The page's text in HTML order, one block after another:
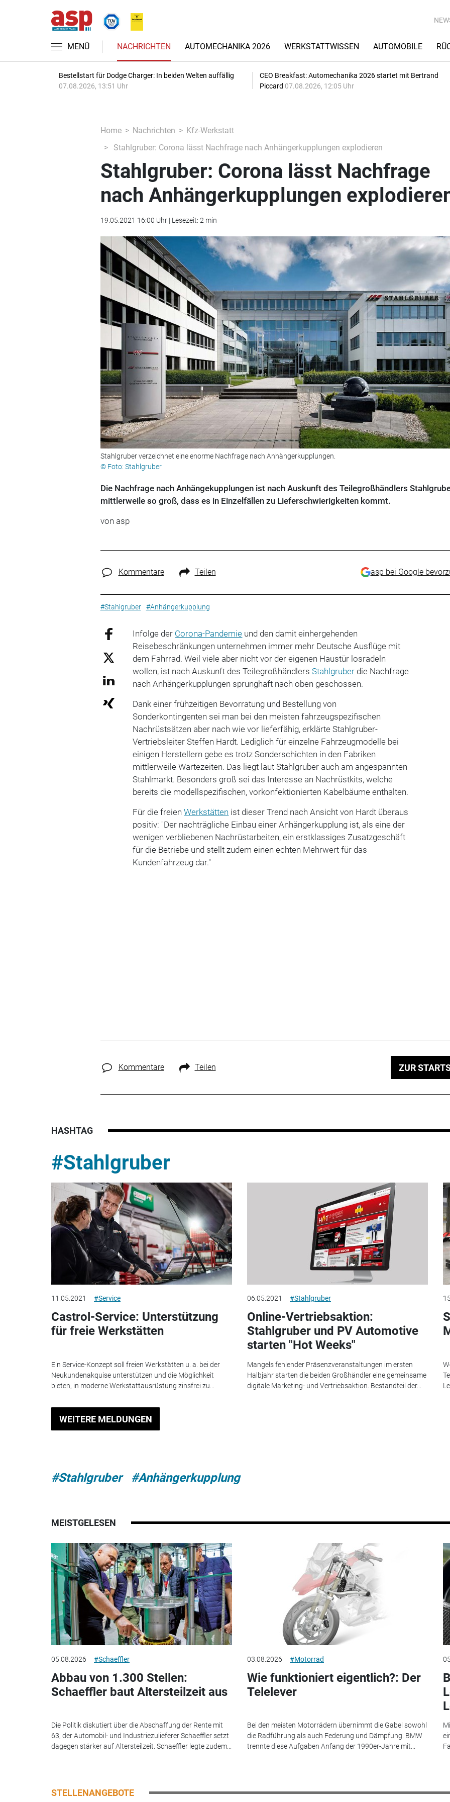
MENÜ NACHRICHTEN AUTOMECHANIKA 2026 WERKSTATTWISSEN AUTOMOBILE
Bestellstart für Dodge Charger: In beiden Welten auffällig
07.08.2026, 13:51 Uhr
CEO Breakfast: Automechanika 2026 startet mit Bertrand
Piccard 07.08.2026, 12:05 Uhr
Home Nachrichten
Kfz-Werkstatt
Stahlgruber: Corona lässt Nachfrage nach Anhängerkupplungen explodieren
Stahlgruber: Corona lässt Nachfrage
nach Anhängerkupplungen
19.05.2021 16:00 Uhr | Lesezeit: 2 min
Stahlgruber verzeichnet eine enorme Nachfrage nach Anhängerkupplungen.
© Foto: Stahlgruber
Die Nachfrage nach Anhängekupplungen ist nach Auskunft des Teilegroßhändlers
mittlerweile so groß, dass es in Einzelfällen zu Lieferschwierigkeiten kommt.
von asp
Kommentare Teilen asp bei Google
#Stahlgruber #Anhängerkupplung
Infolge der Corona-Pandemie und den damit einhergehenden
Reisebeschränkungen unternehmen immer mehr Deutsche Ausflüge mit
dem Fahrrad. Weil viele aber nicht vor der eigenen Haustür losradeln
wollen, ist nach Auskunft des TeilegroßhändlersStahlgruber die Nachfrage
nach Anhängerkupplungen sprunghaft nach oben geschossen.
Dank einer frühzeitigen Bevorratung und Bestellung von
Sonderkontingenten sei man bei den meisten fahrzeugspezifischen
Nachrüstsätzen aber nach wie vor lieferfähig, erklärte Stahlgruber-
Vertriebsleiter Steffen Hardt. Lediglich für einzelne Fahrzeugmodelle bei
einigen Herstellern gebe es trotz Sonderschichten in den Fabriken
mittlerweile Wartezeiten. Das liegt laut Stahlgruber auch am angespannten
Stahlmarkt. Besonders groß sei das Interesse an Nachrüstkits, welche
bereits die modellspezifischen, vorkonfektionierten Kabelbäume enthalten.
Für die freienWerkstätten ist dieser Trend nach Ansicht von Hardt überaus
positiv: "Der nachträgliche Einbau einer Anhängerkupplung ist, als eine der
wenigen verbliebenen Nachrüstarbeiten, ein erstklassiges Zusatzgeschäft
für die Betriebe und stellt zudem einen echten Mehrwert für das
Kundenfahrzeug dar."
Kommentare Teilen ZUR
HASHTAG
#Stahlgruber
11.05.2021 #Service
Castrol-Service: Unterstützung
für freie Werkstätten
Ein Service-Konzept soll freien Werkstätten u. a. bei der
Neukundenakquise unterstützen und die Möglichkeit
bieten, in moderne Werkstattausrüstung zinsfrei zu...
06.05.2021 #Stahlgruber
Online-Vertriebsaktion:
Stahlgruber und PV Automotive
starten "Hot Weeks"
Mangels fehlender Präsenzveranstaltungen im ersten
Halbjahr starten die beiden Großhändler eine gemeinsame
digitale Marketing- und Vertriebsaktion. Bestandteil der...
WEITERE MELDUNGEN
#Stahlgruber #Anhängerkupplung
MEISTGELESEN
05.08.2026 #Schaeffler
Abbau von 1.300 Stellen:
Schaeffler baut Altersteilzeit aus
Die Politik diskutiert über die Abschaffung der Rente mit
63, der Automobil- und Industriezulieferer Schaeffler setzt
dagegen stärker auf Altersteilzeit. Schaeffler legte zudem...
03.08.2026 #Motorrad
Wie funktioniert eigentlich?: Der
Telelever
Bei den meisten Motorrädern übernimmt die Gabel sowohl
die Radführung als auch Federung und Dämpfung. BMW
trennte diese Aufgaben Anfang der 1990er-Jahre mit...
STELLENANGEBOTE